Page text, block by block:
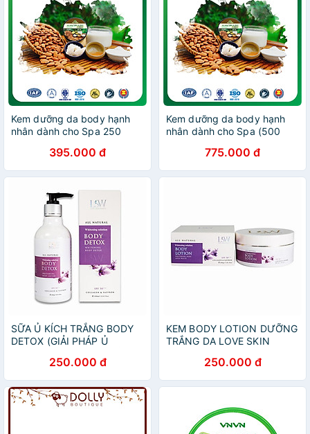
Kem dưỡng da body hạnh
nhân dành cho Spa 250
395.000 đ
Kem dưỡng da body hạnh
nhân dành cho Spa (500
775.000 đ
SỮA Ủ KÍCH TRẮNG BODY
DETOX (GIẢI PHÁP Ủ
250.000 đ
KEM BODY LOTION DƯỠNG
TRẮNG DA LOVE SKIN
250.000 đ